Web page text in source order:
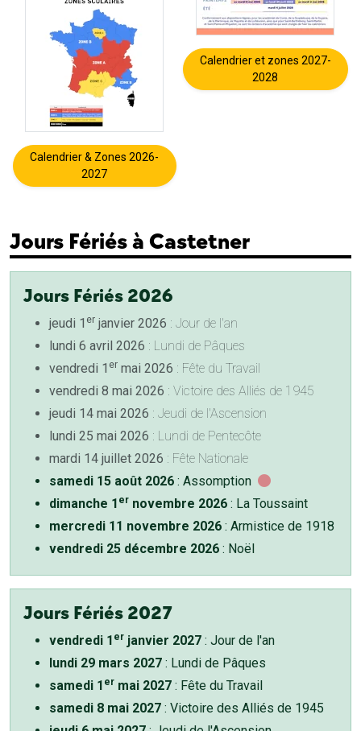
Calendrier & Zones 2026-
2027
Calendrier et zones 2027-
2028
Jours Fériés à Castetner
Jours Fériés 2026
jeudi 1 er janvier 2026 : Jour de l'an
lundi 6 avril 2026 : Lundi de Pâques
vendredi 1 er mai 2026 : Fête du Travail
vendredi 8 mai 2026 : Victoire des Alliés de 1945
jeudi 14 mai 2026 : Jeudi de l'Ascension
lundi 25 mai 2026 : Lundi de Pentecôte
mardi 14 juillet 2026 : Fête Nationale
samedi 15 août 2026 : Assomption
dimanche 1 er novembre 2026 : La Toussaint
mercredi 11 novembre 2026 : Armistice de 1918
vendredi 25 décembre 2026 : Noël
Jours Fériés 2027
vendredi 1 er janvier 2027 : Jour de l'an
lundi 29 mars 2027 : Lundi de Pâques
samedi 1 er mai 2027 : Fête du Travail
samedi 8 mai 2027 : Victoire des Alliés de 1945